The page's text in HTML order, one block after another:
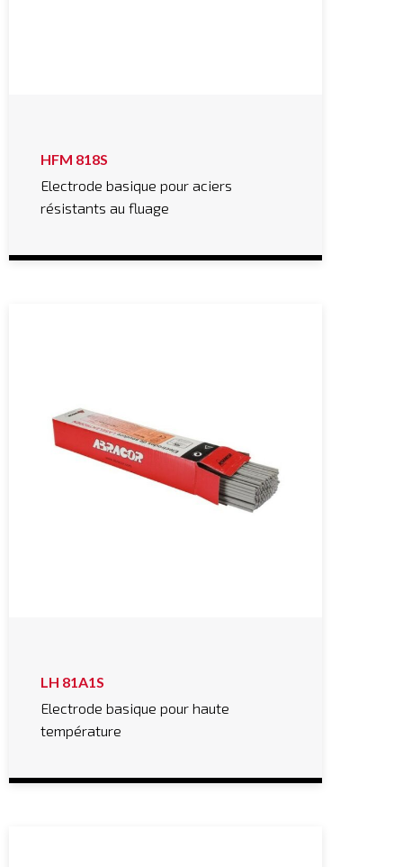
HFM 818S
Electrode basique pour aciers
résistants au fluage
LH 81A1S
Electrode basique pour haute
température